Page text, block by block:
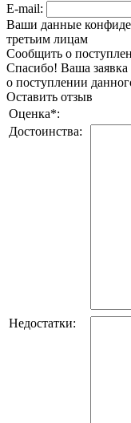
E-mail:
Ваши данные
третьим лицам
Сообщить о
Спасибо! Ваша
о поступлении
Оставить отзыв
Оценка*:
Достоинства:
Недостатки: